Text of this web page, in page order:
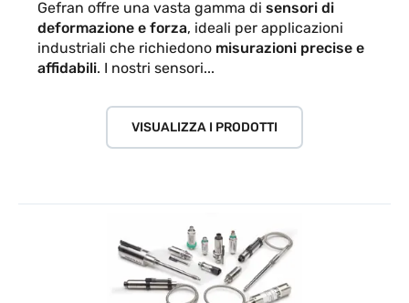
Gefran offre una vasta gamma di sensori di
deformazione e forza, ideali per applicazioni
industriali che richiedono misurazioni precise e
affidabili. I nostri sensori...
VISUALIZZA I PRODOTTI